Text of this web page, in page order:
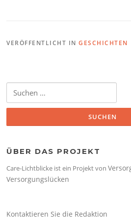
VERÖFFENTLICHT INGESCHICHTEN
nach:
ÜBER DAS PROJEKT
Care-Lichtblicke ist ein Projekt von
Versorgungslücken
Kontaktieren Sie die Redaktion